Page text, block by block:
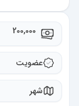
200,000
عضویت
شهر